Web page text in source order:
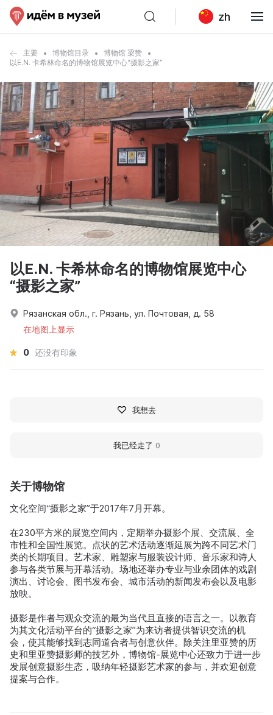
zh
主要 博物馆目录
博物馆 梁赞
以E.N. 卡希林命名的博物馆展览中心“摄影之家”
关于博物馆
文化空间“摄影之家”于2017年7月开幕。
在230平方米的展览空间内，定期举办摄影个展、交流展、全
市性和全国性展览。点状的艺术活动逐渐延展为跨不同艺术门
类的长期项目。艺术家、雕塑家与服装设计师、音乐家和诗人
参与各类节展与开幕活动。场地还举办专业与业余团体的戏剧
演出、讨论会、图书发布会、城市活动的新闻发布会以及电影
放映。
摄影是作者与观众交流的最为当代且直接的语言之一。以教育
为其文化活动平台的“摄影之家”为来访者提供智识交流的机
会，使其能够找到志同道合者与创意伙伴。除关注里亚赞的历
史和里亚赞摄影师的技艺外，博物馆‑展览中心还致力于进一步
发展创意摄影生态，吸纳年轻摄影艺术家的参与，并欢迎创意
提案与合作。
以E.N. 卡希林命名的博物馆展览中心
“摄影之家”
Рязанская обл., г. Рязань, ул. Почтовая, д. 58
在地图上显示
0 还没有印象
我想去
我已经走了 0